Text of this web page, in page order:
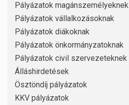
Pályázatok magánszemélyeknek
Pályázatok vállalkozásoknak
Pályázatok diákoknak
Pályázatok önkormányzatoknak
Pályázatok civil szervezeteknek
Álláshirdetések
Ösztöndíj pályázatok
KKV pályázatok